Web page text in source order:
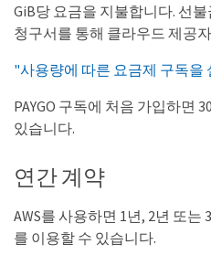
GiB당 요금을 지불합니다. 선
청구서를 통해 클라우드 제공
"사용량에 따른 요금제 구독을
PAYGO 구독에 처음 가입하면
있습니다.
연간 계약
AWS를 사용하면 1년, 2년 또는
를 이용할 수 있습니다.